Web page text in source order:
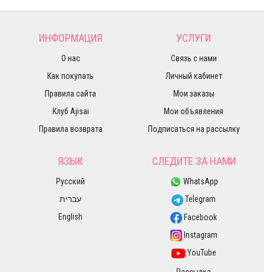
ИНФОРМАЦИЯ
О нас
Как покупать
Правила сайта
Клуб Ajisai
Правила возврата
УСЛУГИ
Связь с нами
Личный кабинет
Мои заказы
Мои объявления
Подписаться на рассылку
ЯЗЫК
Русский
עברית
English
СЛЕДИТЕ ЗА НАМИ
WhatsApp
Telegram
Facebook
Instagram
YouTube